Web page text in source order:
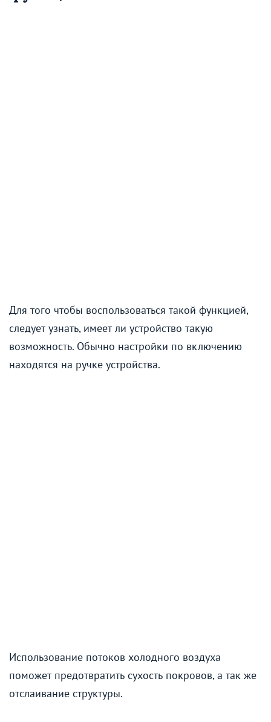
Для того чтобы воспользоваться такой функцией,
следует узнать, имеет ли устройство такую
возможность. Обычно настройки по включению
находятся на ручке устройства.
Использование потоков холодного воздуха
поможет предотвратить сухость покровов, а так же
отслаивание структуры.